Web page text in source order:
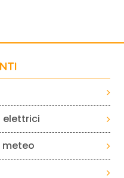
elettrici
meteo